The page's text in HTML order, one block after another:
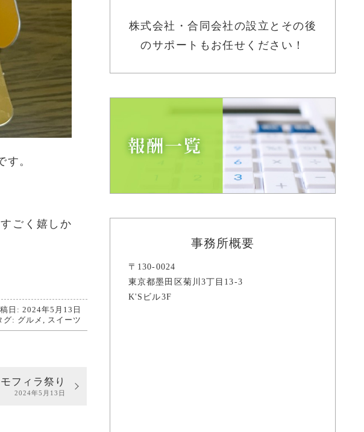
。
ごく嬉しか
日: 2024年5月13日
グ: グルメ スイーツ
フィラ祭り
2024年5月13日
株式会社・合同会社の設立とその後
のサポートもお任せください！
事務所概要
〒130-0024
東京都墨田区菊川3丁目13-3
K'Sビル3F